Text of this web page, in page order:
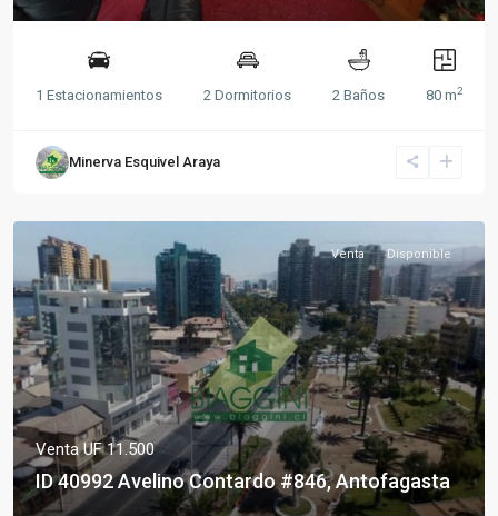
1 Estacionamientos 2 Dormitorios 2 Baños 80 m2
Minerva Esquivel Araya
Venta Disponible
VentaUF 11.500
ID 40992 Avelino Contardo #846, Antofagasta